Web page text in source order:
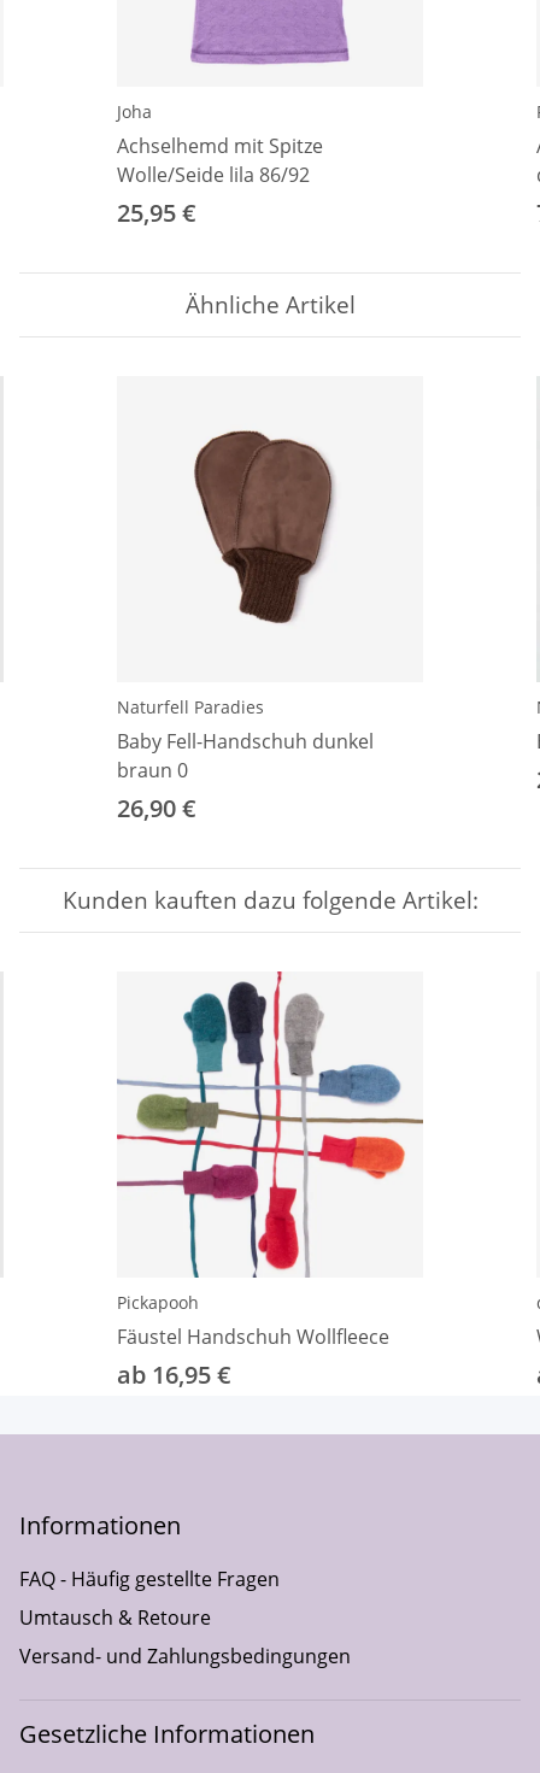
Joha
Achselhemd mit Spitze
Wolle/Seide lila 86/92
25,95 €
Ähnliche Artikel
Naturfell Paradies
Baby Fell-Handschuh dunkel
braun 0
26,90 €
Kunden kauften dazu folgende Artikel:
Pickapooh
Fäustel Handschuh Wollfleece
ab 16,95 €
Informationen
FAQ - Häufig gestellte Fragen
Umtausch & Retoure
Versand- und Zahlungsbedingungen
Gesetzliche Informationen